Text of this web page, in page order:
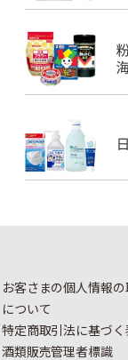
お客さまの個人情報の
について
特定商取引法に基づく
酒類販売管理者標識